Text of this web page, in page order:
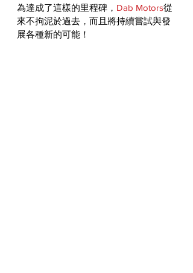
為達成了這樣的里程碑， Dab Motors從
來不拘泥於過去，而且將持續嘗試與發
展各種新的可能！